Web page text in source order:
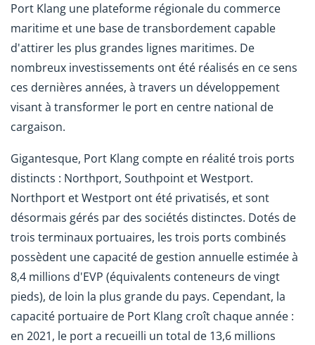
Port Klang une plateforme régionale du commerce
maritime et une base de transbordement capable
d'attirer les plus grandes lignes maritimes. De
nombreux investissements ont été réalisés en ce sens
ces dernières années, à travers un développement
visant à transformer le port en centre national de
cargaison.
Gigantesque, Port Klang compte en réalité trois ports
distincts : Northport, Southpoint et Westport.
Northport et Westport ont été privatisés, et sont
désormais gérés par des sociétés distinctes. Dotés de
trois terminaux portuaires, les trois ports combinés
possèdent une capacité de gestion annuelle estimée à
8,4 millions d'EVP (équivalents conteneurs de vingt
pieds), de loin la plus grande du pays. Cependant, la
capacité portuaire de Port Klang croît chaque année :
en 2021, le port a recueilli un total de 13,6 millions